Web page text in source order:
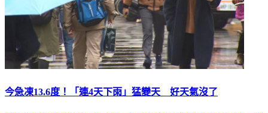
今急凍13.6度！「連4天下雨」猛變天 好天氣沒了